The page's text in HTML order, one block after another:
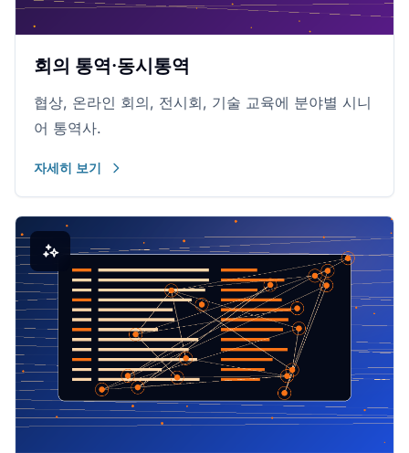
회의 통역·동시통역
협상, 온라인 회의, 전시회, 기술 교육에 분야별 시니
어 통역사.
자세히 보기